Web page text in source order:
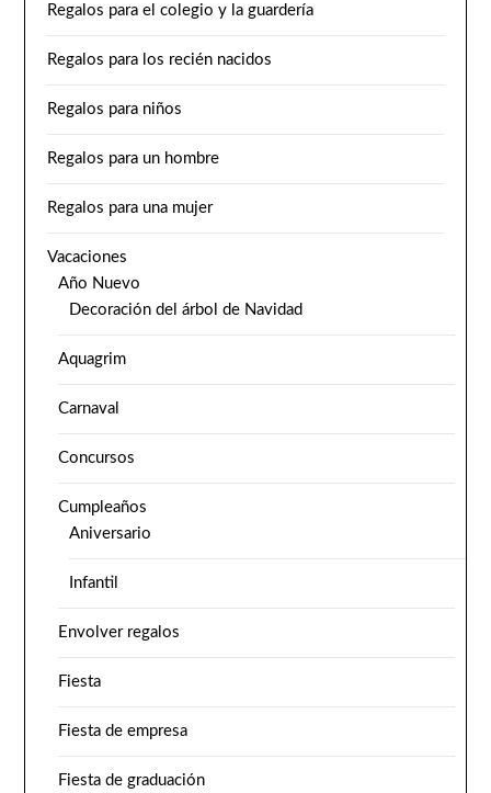
Regalos para el colegio y la guardería
Regalos para los recién nacidos
Regalos para niños
Regalos para un hombre
Regalos para una mujer
Vacaciones
Año Nuevo
Decoración del árbol de Navidad
Aquagrim
Carnaval
Concursos
Cumpleaños
Aniversario
Infantil
Envolver regalos
Fiesta
Fiesta de empresa
Fiesta de graduación